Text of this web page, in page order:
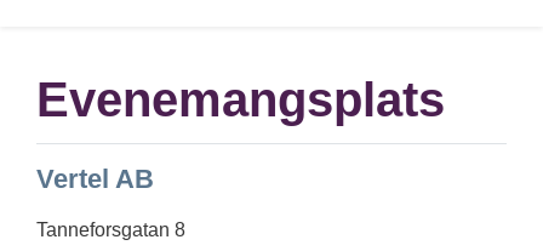
Evenemangsplats
Vertel AB
Tanneforsgatan 8